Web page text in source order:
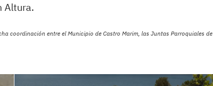
Altura.
coordinación entre el Municipio de Castro Marim, las Juntas Parroquiales de